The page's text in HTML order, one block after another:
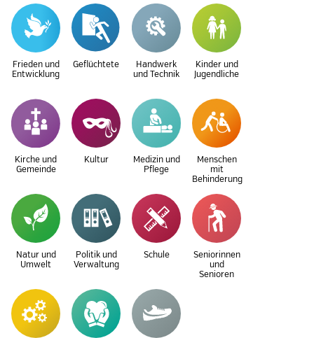
Frieden und
Entwicklung
Geflüchtete
Handwerk
und Technik
Kinder und
Jugendliche
Kirche und
Gemeinde
Kultur
Medizin und
Pflege
Menschen
mit
Behinderung
Natur und
Umwelt
Politik und
Verwaltung
Schule
Seniorinnen
und
Senioren